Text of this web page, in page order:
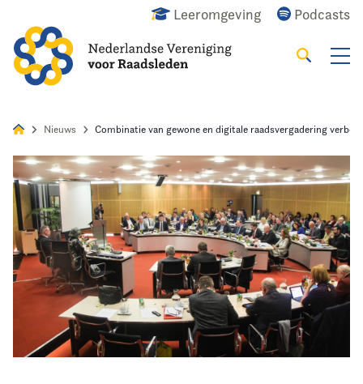
Leeromgeving Podcasts
Zoeken
Home
Agenda
Nieuws
Opleiding
Kennis & Informatie
Nieuws Combinatie van gewone en digitale raadsvergadering